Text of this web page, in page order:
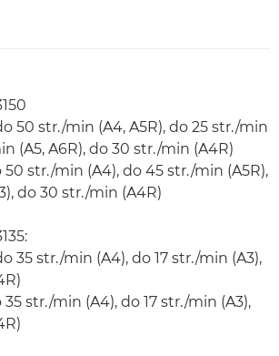
50 str./min (A4, A5R), do 25 str./min
(A5, A6R), do 30 str./min (A4R)
str./min (A4), do 45 str./min (A5R),
do 30 str./min (A4R)
35 str./min (A4), do 17 str./min (A3),
str./min (A4), do 17 str./min (A3),